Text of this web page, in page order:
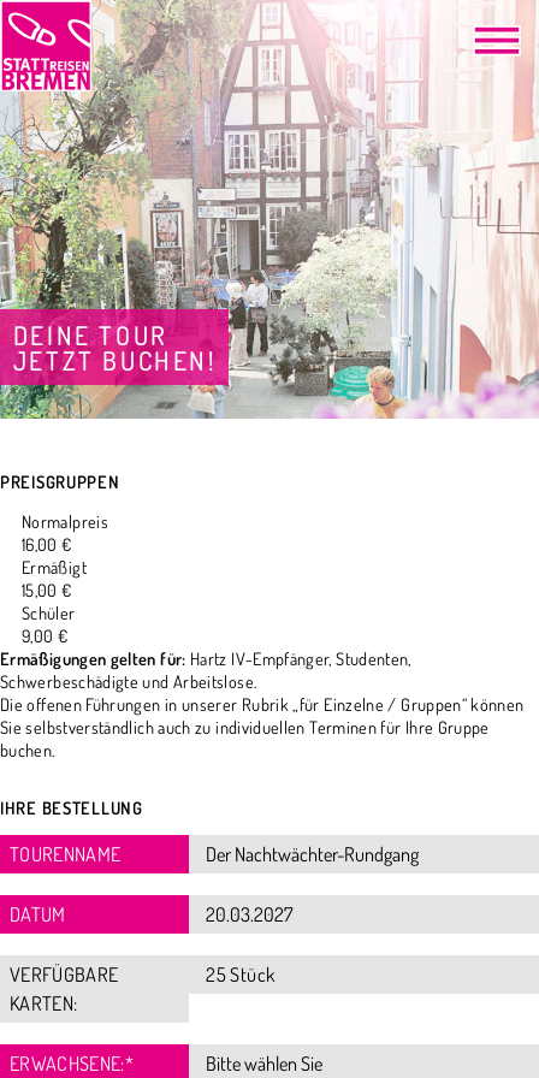
DEINE TOUR
JETZT BUCHEN!
PREISGRUPPEN
Normalpreis
16,00 €
Ermäßigt
15,00 €
Schüler
9,00 €
Ermäßigungen gelten für: Hartz IV-Empfänger, Studenten,
Schwerbeschädigte und Arbeitslose.
Die offenen Führungen in unserer Rubrik „für Einzelne / Gruppen“ können
Sie selbstverständlich auch zu individuellen Terminen für Ihre Gruppe
buchen.
IHRE BESTELLUNG
TOURENNAME
DATUM
VERFÜGBARE
KARTEN:
25 Stück
ERWACHSENE:*